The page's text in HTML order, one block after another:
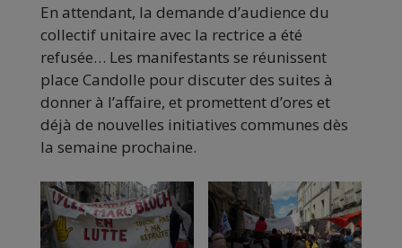
En attendant, la demande d’audience du
collectif unitaire avec la rectrice a été
refusée… Les manifestants se réunissent
place Candolle pour discuter des suites à
donner à l’affaire, et promettent d’ores et
déjà de nouvelles initiatives communes dès
la semaine prochaine.